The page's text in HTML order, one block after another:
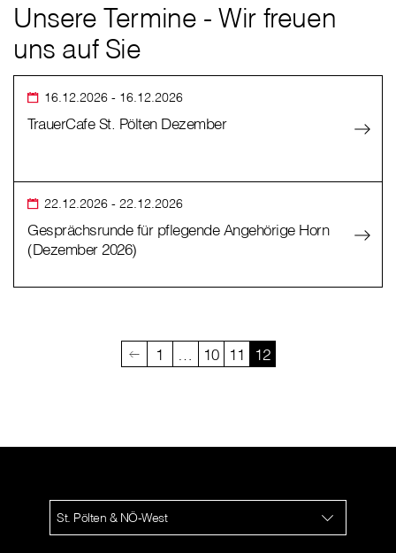
Unsere Termine - Wir freuen
uns auf Sie
16.12.2026 - 16.12.2026
TrauerCafe St. Pölten Dezember
22.12.2026 - 22.12.2026
Gesprächsrunde für pflegende Angehörige Horn
(Dezember 2026)
1 … 10 11 12
St. Pölten & NÖ-West